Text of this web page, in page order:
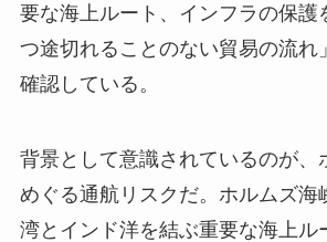
要な海上ルート、インフラの保護
つ途切れることのない貿易の流れ
確認している。
背景として意識されているのが、
めぐる通航リスクだ。ホルムズ海
湾とインド洋を結ぶ重要な海上ル